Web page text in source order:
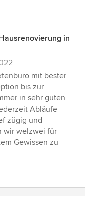
in
mit bester
bis zur
in sehr guten
Abläufe
zügig und
wir welzwei für
Gewissen zu